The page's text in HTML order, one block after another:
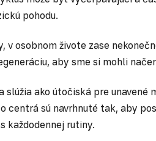
pohodu.
osobnom živote zase
aby sme si mohli
ako útočiská pre
sú navrhnuté tak, aby
každodennej rutiny.